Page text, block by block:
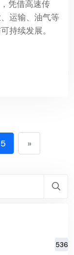
凭借高速传
运输、油气等
持续发展。
5 »
536